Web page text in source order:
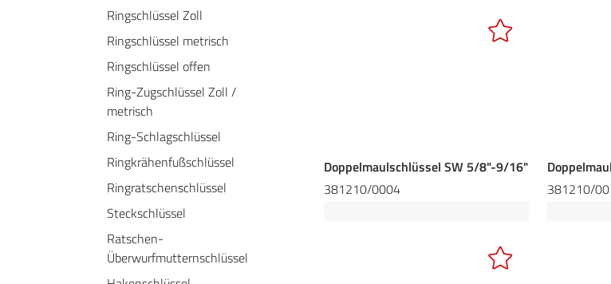
Ringschlüssel Zoll
Ringschlüssel metrisch
Ringschlüssel offen
Ring-Zugschlüssel Zoll /
metrisch
Ring-Schlagschlüssel
Ringkrähenfußschlüssel
Ringratschenschlüssel
Steckschlüssel
Ratschen-
Überwurfmutternschlüssel
Doppelmaulschlüssel SW 5/8"-9/16"
381210/0004
381210/